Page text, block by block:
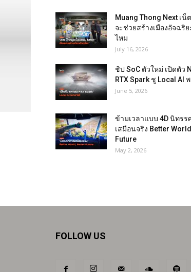
Muang Thong Next เ
จะช่วยสร้างเมืองอัจฉริย
ไหม
July 16, 2026
ชิป SoC ตัวใหม่ เปิดตัว
RTX Spark ชู Local AI
June 5, 2026
ข้ามเวลาแบบ 4D นิทรร
เสมือนจริง Better
Future
May 2, 2026
FOLLOW US